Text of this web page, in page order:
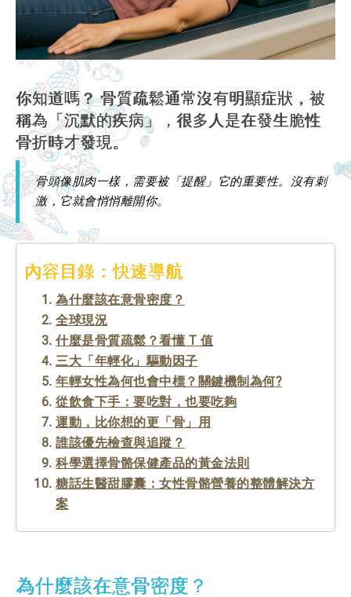
你知道嗎？ 骨質疏鬆通常沒有明顯症狀，被
稱為「沉默的疾病」，很多人是在發生脆性
骨折時才發現。
骨頭像肌肉一樣，需要被「提醒」它的重要性。沒有刺
激，它就會悄悄離開你。
內容目錄：快速導航
為什麼該在意骨密度？
全球現況
什麼是骨質疏鬆？看懂 T 值
三大「年輕化」驅動因子
年輕女性為何也會中標？關鍵機制為何?
從飲食下手：要吃對，也要吃夠
運動，比你想的更「骨」用
誰該優先檢查與追蹤？
科學選擇骨骼保健產品的黃金法則
糖話生醫甜膠囊：女性骨骼營養的整體解決方
案
為什麼該在意骨密度？